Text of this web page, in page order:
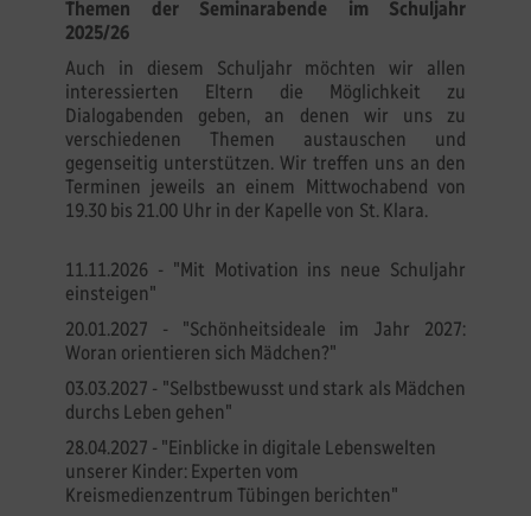
Themen der Seminarabende im Schuljahr
2025/26
Auch in diesem Schuljahr möchten wir allen
interessierten Eltern die Möglichkeit zu
Dialogabenden geben, an denen wir uns zu
verschiedenen Themen austauschen und
gegenseitig unterstützen. Wir treffen uns an den
Terminen jeweils an einem Mittwochabend von
19.30 bis 21.00 Uhr in der Kapelle von St. Klara.
11.11.2026 - "Mit Motivation ins neue Schuljahr
einsteigen"
20.01.2027 - "Schönheitsideale im Jahr 2027:
Woran orientieren sich Mädchen?"
03.03.2027 - "Selbstbewusst und stark als Mädchen
durchs Leben gehen"
28.04.2027 - "Einblicke in digitale Lebenswelten
unserer Kinder: Experten vom
Kreismedienzentrum Tübingen berichten"